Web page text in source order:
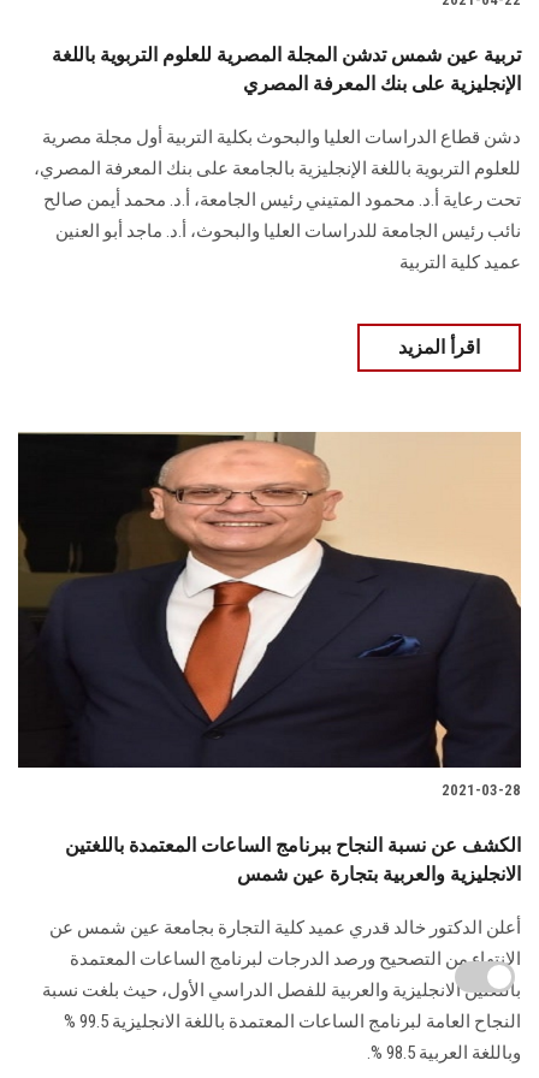
تربية عين شمس تدشن المجلة المصرية للعلوم التربوية باللغة
الإنجليزية على بنك المعرفة المصري
دشن قطاع الدراسات العليا والبحوث بكلية التربية أول مجلة مصرية
للعلوم التربوية باللغة الإنجليزية بالجامعة على بنك المعرفة المصري،
تحت رعاية أ.د. محمود المتيني رئيس الجامعة، أ.د. محمد أيمن صالح
نائب رئيس الجامعة للدراسات العليا والبحوث، أ.د. ماجد أبو العنين
عميد كلية التربية
اقرأ المزيد
2021-03-28
الكشف عن نسبة النجاح ببرنامج الساعات المعتمدة باللغتين
الانجليزية والعربية بتجارة عين شمس
أعلن الدكتور خالد قدري عميد كلية التجارة بجامعة عين شمس عن
الانتهاء من التصحيح ورصد الدرجات لبرنامج الساعات المعتمدة
باللغتين الانجليزية والعربية للفصل الدراسي الأول، حيث بلغت نسبة
النجاح العامة لبرنامج الساعات المعتمدة باللغة الانجليزية 99.5 %
وباللغة العربية 98.5 %.